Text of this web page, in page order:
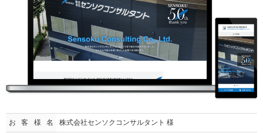
お客様名 株式会社センソクコンサルタント 様